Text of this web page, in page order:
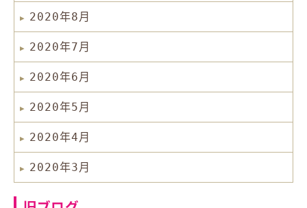
2020年8月
2020年7月
2020年6月
2020年5月
2020年4月
2020年3月